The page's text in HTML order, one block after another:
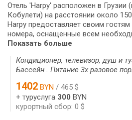
Отель 'Harpy' расположен в Грузии
Кобулети) на расстоянии около
Harpy предоставляет своим
номера, оснащенные всем
Показать больше
Кондиционер, телевизор, душ и
Бассейн . Питание 3х разовое
1402 BYN / 465 $
+ туруслуга 300 BYN
курортный сбор: 0 $